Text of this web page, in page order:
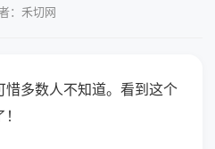
：禾切网
惜多数人不知道。看到这个